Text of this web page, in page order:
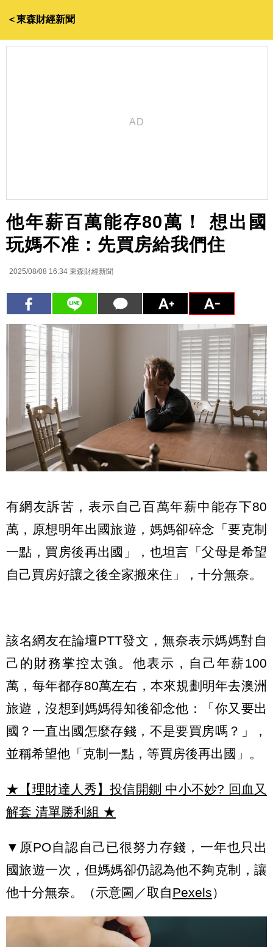
＜東森財經新聞
他年薪百萬能存80萬！ 想出國
玩媽不准：先買房給我們住
2025/08/08 16:34 東森財經新聞
有網友訴苦，表示自己百萬年薪中能存下80
萬，原想明年出國旅遊，媽媽卻碎念「要克制
一點，買房後再出國」，也坦言「父母是希望
自己買房好讓之後全家搬來住」，十分無奈。
該名網友在論壇PTT發文，無奈表示媽媽對自
己的財務掌控太強。他表示，自己年薪100
萬，每年都存80萬左右，本來規劃明年去澳洲
旅遊，沒想到媽媽得知後卻念他：「你又要出
國？一直出國怎麼存錢，不是要買房嗎？」，
並稱希望他「克制一點，等買房後再出國」。
★【理財達人秀】投信開鍘 中小不妙? 回血又
解套 清單勝利組 ★
▼原PO自認自己已很努力存錢，一年也只出
國旅遊一次，但媽媽卻仍認為他不夠克制，讓
他十分無奈。（示意圖／取自Pexels）